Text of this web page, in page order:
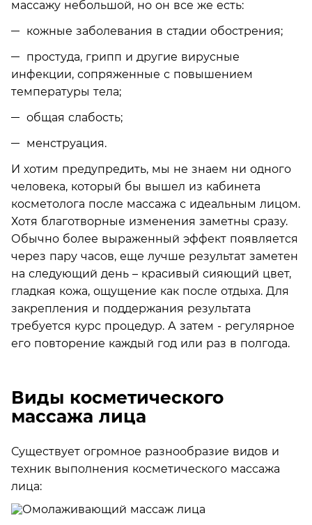
массажу небольшой, но он все же есть:
кожные заболевания в стадии обострения;
простуда, грипп и другие вирусные
инфекции, сопряженные с повышением
температуры тела;
общая слабость;
менструация.
И хотим предупредить, мы не знаем ни одного
человека, который бы вышел из кабинета
косметолога после массажа с идеальным лицом.
Хотя благотворные изменения заметны сразу.
Обычно более выраженный эффект появляется
через пару часов, еще лучше результат заметен
на следующий день – красивый сияющий цвет,
гладкая кожа, ощущение как после отдыха. Для
закрепления и поддержания результата
требуется курс процедур. А затем - регулярное
его повторение каждый год или раз в полгода.
Виды косметического
массажа лица
Существует огромное разнообразие видов и
техник выполнения косметического массажа
лица: